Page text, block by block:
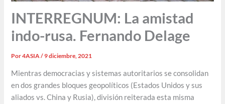
INTERREGNUM: La amistad
indo-rusa. Fernando Delage
Por4ASIA/9 diciembre, 2021
Mientras democracias y sistemas autoritarios se consolidan
en dos grandes bloques geopolíticos (Estados Unidos y sus
aliados vs. China y Rusia), división reiterada esta misma